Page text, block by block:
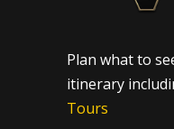
Plan what to
itinerary
Tours